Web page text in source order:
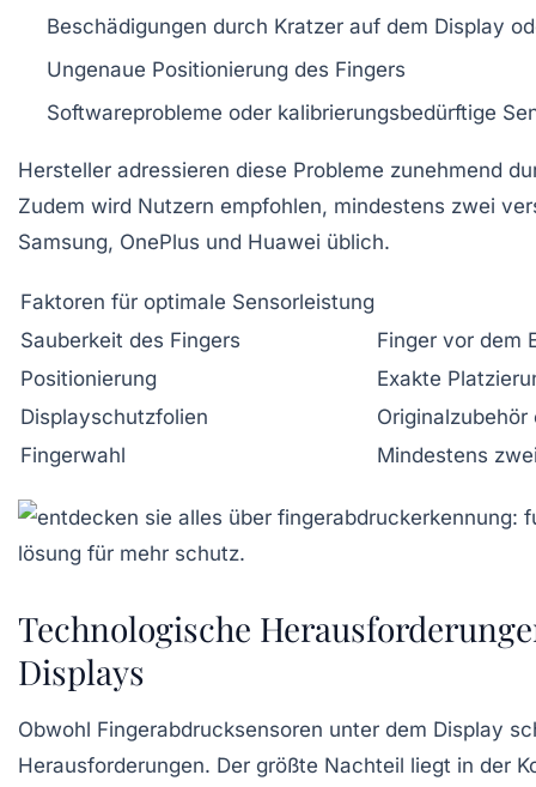
Beschädigungen durch Kratzer auf dem Display
Ungenaue Positionierung des Fingers
Softwareprobleme oder kalibrierungsbedürftige
Hersteller adressieren diese Probleme zunehmend
Zudem wird Nutzern empfohlen, mindestens zwei
Samsung, OnePlus und Huawei üblich.
Faktoren für optimale Sensorleistung
Sauberkeit des Fingers
Finger vor dem
Positionierung
Exakte
Displayschutzfolien
Fingerwahl
Mindestens
Technologische
Displays
Obwohl Fingerabdrucksensoren unter dem Display
Herausforderungen. Der größte Nachteil liegt in der